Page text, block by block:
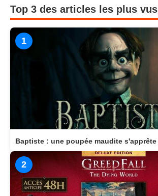
Top 3 des articles les plus vus
1
2